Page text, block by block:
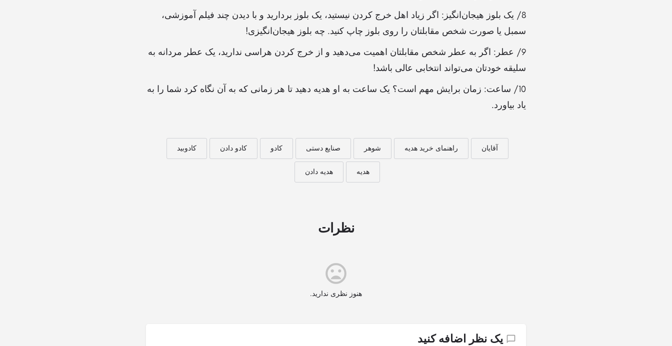
8/ یک بلوز هیجان‌انگیز: اگر زیاد اهل خرج کردن نیستید، یک بلوز بردارید و با دیدن چند فیلم آموزشی،
سمبل یا صورت شخص مقابلتان را روی بلوز چاپ کنید. چه بلوز هیجان‌انگیزی!
9/ عطر: اگر به عطر شخص مقابلتان اهمیت می‌دهید و از خرج کردن هراسی ندارید، یک عطر مردانه به
سلیقه خودتان می‌تواند انتخابی عالی باشد!
10/ ساعت: زمان برایش مهم است؟ یک ساعت به او هدیه دهید تا هر زمانی که به آن نگاه کرد شما را به
یاد بیاورد.
آقایان راهنمای خرید هدیه شوهر صنایع دستی کادو کادو دادن کادوبید
هدیه هدیه دادن
نظرات
هنوز نظری ندارید.
یک نظر اضافه کنید